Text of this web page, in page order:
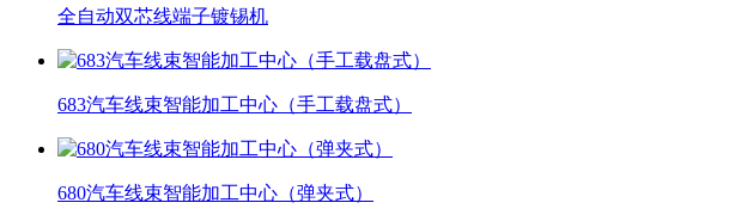
全自动双芯线端子镀锡机
683汽车线束智能加工中心（手工载盘式）
680汽车线束智能加工中心（弹夹式）